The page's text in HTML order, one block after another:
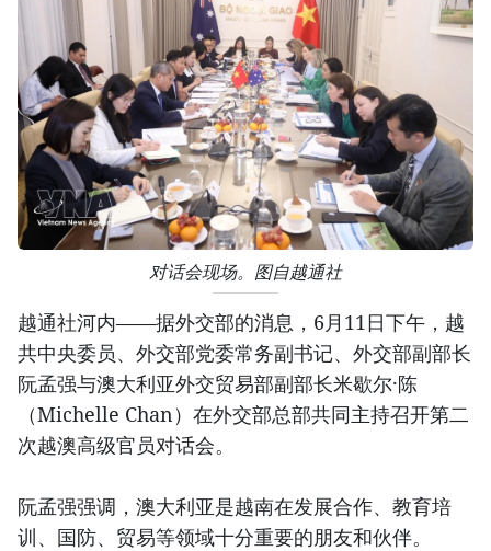
对话会现场。图自越通社
越通社河内——据外交部的消息，6月11日下午，越
共中央委员、外交部党委常务副书记、外交部副部长
阮孟强与澳大利亚外交贸易部副部长米歇尔·陈
（Michelle Chan）在外交部总部共同主持召开第二
次越澳高级官员对话会。
阮孟强强调，澳大利亚是越南在发展合作、教育培
训、国防、贸易等领域十分重要的朋友和伙伴。